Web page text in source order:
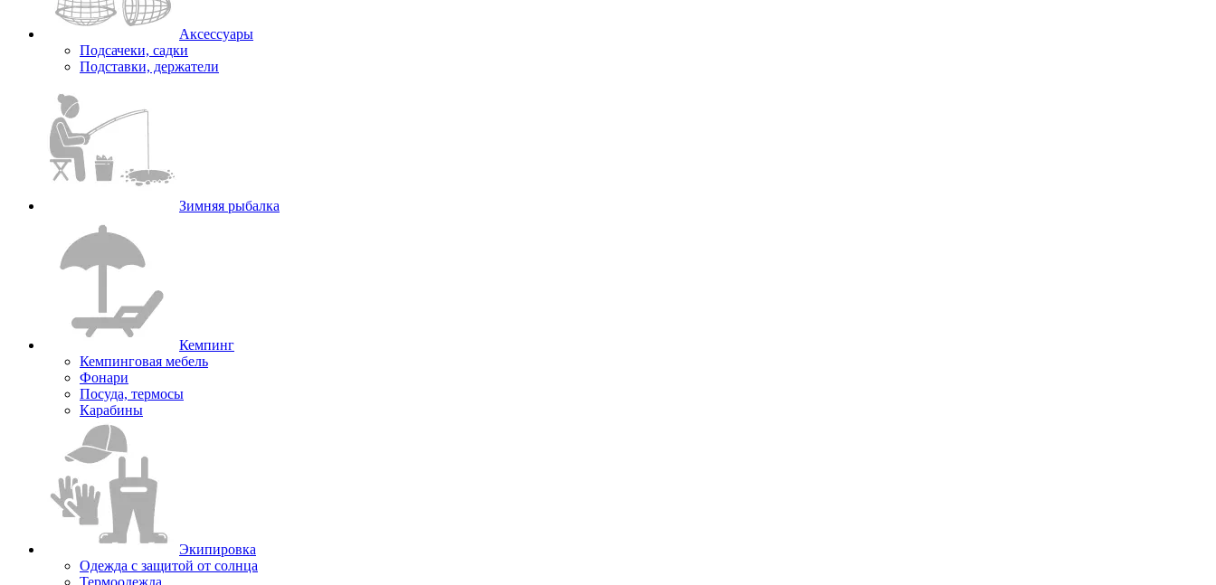
Аксессуары
Подсачеки, садки
Подставки, держатели
Зимняя рыбалка
Кемпинг
Кемпинговая мебель
Фонари
Посуда, термосы
Карабины
Экипировка
Одежда с защитой от солнца
Термоодежда